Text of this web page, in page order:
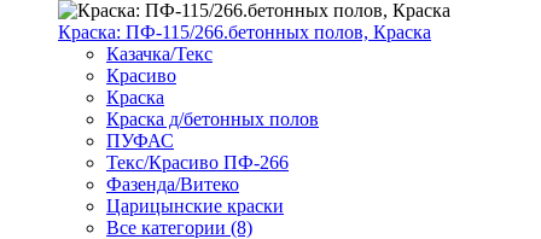
Краска: ПФ-115/266.бетонных полов, Краска
Казачка/Текс
Красиво
Краска
Краска д/бетонных полов
ПУФАС
Текс/Красиво ПФ-266
Фазенда/Витеко
Царицынские краски
Все категории (8)